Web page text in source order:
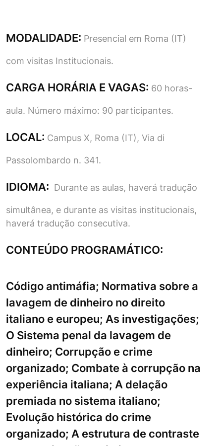
MODALIDADE: Presencial em Roma (IT)
com visitas Institucionais.
CARGA HORÁRIA E VAGAS: 60 horas-
aula. Número máximo: 90 participantes.
LOCAL: Campus X, Roma (IT), Via di
Passolombardo n. 341.
IDIOMA: Durante as aulas, haverá tradução
simultânea, e durante as visitas institucionais,
haverá tradução consecutiva.
CONTEÚDO PROGRAMÁTICO:
Código antimáfia; Normativa sobre a
lavagem de dinheiro no direito
italiano e europeu; As investigações;
O Sistema penal da lavagem de
dinheiro; Corrupção e crime
organizado; Combate à corrupção na
experiência italiana; A delação
premiada no sistema italiano;
Evolução histórica do crime
organizado; A estrutura de contraste